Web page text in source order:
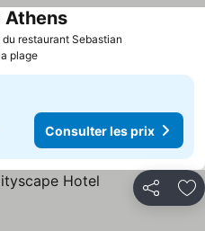
restaurant Sebastian
Athens
plage
Consulter les prix
Partager